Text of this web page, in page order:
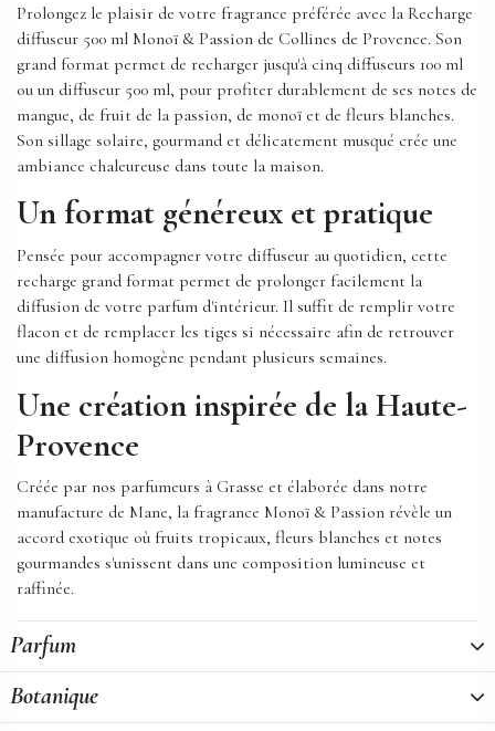
Prolongez le plaisir de votre fragrance préférée avec la Recharge
diffuseur 500 ml Monoï & Passion de Collines de Provence. Son
grand format permet de recharger jusqu'à cinq diffuseurs 100 ml
ou un diffuseur 500 ml, pour profiter durablement de ses notes de
mangue, de fruit de la passion, de monoï et de fleurs blanches.
Son sillage solaire, gourmand et délicatement musqué crée une
ambiance chaleureuse dans toute la maison.
Un format généreux et pratique
Pensée pour accompagner votre diffuseur au quotidien, cette
recharge grand format permet de prolonger facilement la
diffusion de votre parfum d'intérieur. Il suffit de remplir votre
flacon et de remplacer les tiges si nécessaire afin de retrouver
une diffusion homogène pendant plusieurs semaines.
Une création inspirée de la Haute-
Provence
Créée par nos parfumeurs à Grasse et élaborée dans notre
manufacture de Mane, la fragrance Monoï & Passion révèle un
accord exotique où fruits tropicaux, fleurs blanches et notes
gourmandes s'unissent dans une composition lumineuse et
raffinée.
Parfum
Botanique